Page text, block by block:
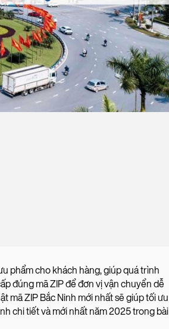
phẩm cho khách hàng, giúp quá trình
đúng mã ZIP để đơn vị vận chuyển dễ
mã ZIP Bắc Ninh mới nhất sẽ giúp tối ưu
chi tiết và mới nhất năm 2025 trong bài